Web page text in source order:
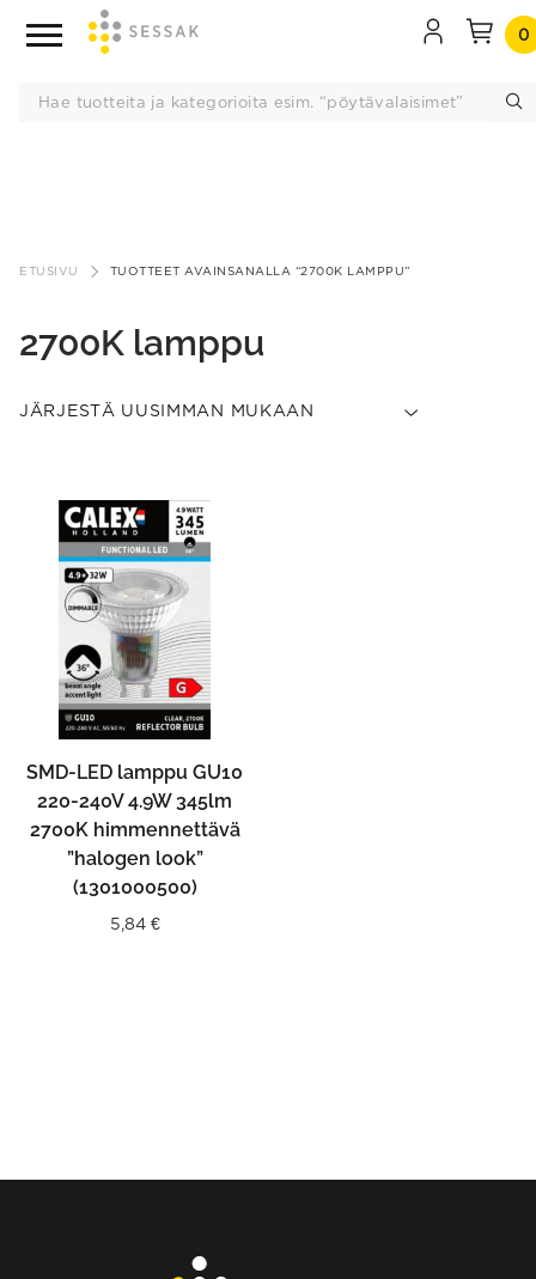
sisältöön
0
ETUSIVU TUOTTEET AVAINSANALLA “2700K LAMPPU”
2700K lamppu
SMD-LED lamppu GU10
220-240V 4.9W 345lm
2700K himmennettävä
”halogen look”
(1301000500)
5,84 €